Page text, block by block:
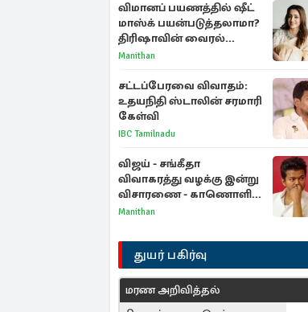
விமானப் பயணத்தில் ஷீட்
மாஸ்க் பயன்படுத்தலாமா?
திரிஷாவின் வைரல்
செல்ஃபிக்கு மருத்துவர்
Manithan
சட்டப்பேரவை விவாதம்:
உதயநிதி ஸ்டாலின் சரமாரி
கேள்வி
IBC Tamilnadu
விஜய் - சங்கீதா
விவாகரத்து வழக்கு இன்று
விசாரணை - காணொளி
மூலம் ஆஜராக வாய்ப்பு
Manithan
துயர் பகிர்வு
மரண அறிவித்தல்